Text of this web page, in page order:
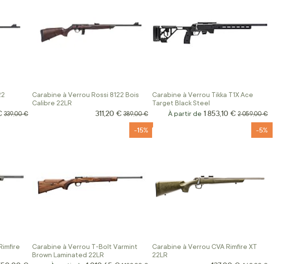
Prix normal
339,00 €
Carabine à Verrou Rossi 8122 Bois
Calibre 22LR
Prix Spécial
311,20 € Prix normal
389,00 €
Carabine à Verrou Tikka T1X Ace
Target Black Steel
À partir de 1 853,10 € Prix normal
2 059,00 €
Carabine à Verrou T-Bolt Varmint
Brown Laminated 22LR
-15%
Carabine à Verrou CVA Rimfire XT
22LR
-5%